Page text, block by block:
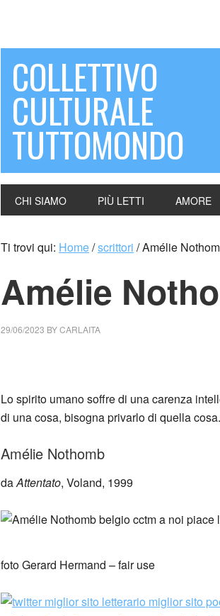
COLLETTIVO
CULTURALE
TUTTOMONDO
CHI SIAMO PIÙ LETTI AMORE
Ti trovi qui: Home/scrittori /Amélie
Amélie
29/06/2023 BYCARLAITA
Lo spirito umano soffre di una carenza
di una cosa, bisogna privarlo di quella cosa.
Amélie Nothomb
daAttentato, Voland, 1999
foto Gerard Hermand – fair use